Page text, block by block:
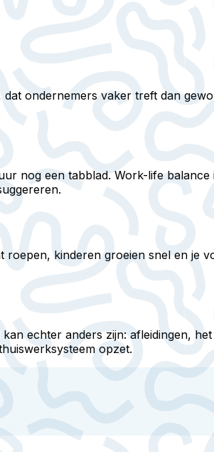
ondernemers vaker treft dan
nog een tabblad. Work-life
kinderen groeien snel en je
echter anders zijn: afleidingen,
opzet.